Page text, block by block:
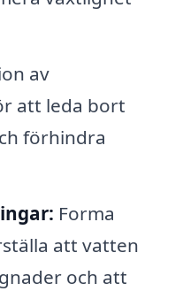
av
att leda bort
förhindra
Forma
att vatten
och att